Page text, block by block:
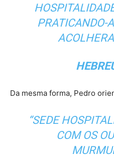
PRATICANDO-
Da mesma forma, Pedro
“SEDE
COM OS